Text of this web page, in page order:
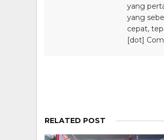
yang
yang
cepat,
[dot]
RELATED POST